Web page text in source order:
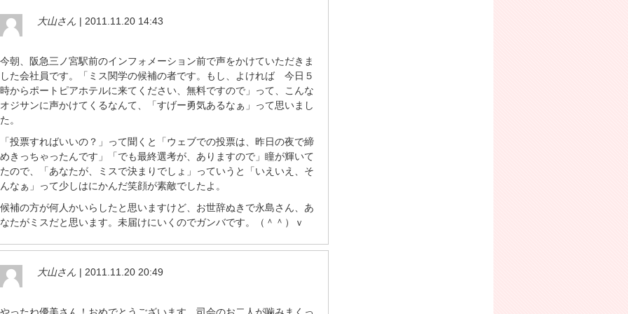
大山さん | 2011.11.20 14:43
今朝、阪急三ノ宮駅前のインフォメーション前で声をかけていただきま
した会社員です。「ミス関学の候補の者です。もし、よければ 今日５
時からポートピアホテルに来てください、無料ですので」って、こんな
オジサンに声かけてくるなんて、「すげー勇気あるなぁ」って思いまし
た。
「投票すればいいの？」って聞くと「ウェブでの投票は、昨日の夜で締
めきっちゃったんです」「でも最終選考が、ありますので」瞳が輝いて
たので、「あなたが、ミスで決まりでしょ」っていうと「いえいえ、そ
んなぁ」って少しはにかんだ笑顔が素敵でしたよ。
候補の方が何人かいらしたと思いますけど、お世辞ぬきで永島さん、あ
なたがミスだと思います。未届けにいくのでガンバです。（＾＾）ｖ
大山さん | 2011.11.20 20:49